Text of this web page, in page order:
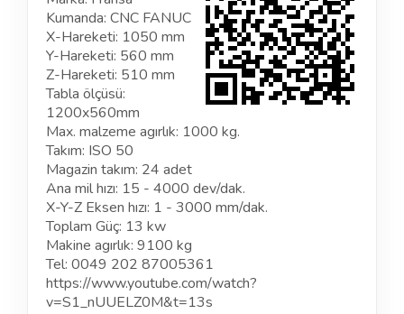
Kumanda: CNC FANUC
X-Hareketi: 1050 mm
Y-Hareketi: 560 mm
Z-Hareketi: 510 mm
Tabla ölçüsü:
1200x560mm
Max. malzeme agırlık: 1000 kg.
Takım: ISO 50
Magazin takım: 24 adet
Ana mil hızı: 15 - 4000 dev/dak.
X-Y-Z Eksen hızı: 1 - 3000 mm/dak.
Toplam Güç: 13 kw
Makine agırlık: 9100 kg
Tel: 0049 202 87005361
https://www.youtube.com/watch?
v=S1_nUUELZ0M&t=13s